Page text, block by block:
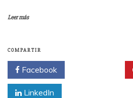
Leer más
COMPARTIR
Facebook
LinkedIn